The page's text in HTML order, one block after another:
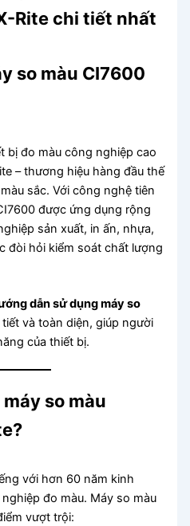
Rite chi tiết nhất
so màu CI7600
bị đo màu công nghiệp cao
– thương hiệu hàng đầu thế
sắc. Với công nghệ tiên
được ứng dụng rộng
sản xuất, in ấn, nhựa,
đòi hỏi kiểm soát chất lượng
dẫn sử dụng máy so
và toàn diện, giúp người
của thiết bị.
so màu
với hơn 60 năm kinh
đo màu. Máy so màu
vượt trội: